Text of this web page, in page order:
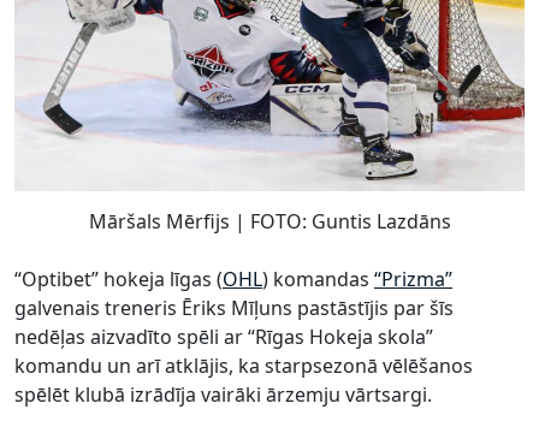
Māršals Mērfijs | FOTO: Guntis Lazdāns
“Optibet” hokeja līgas (OHL) komandas “Prizma”
galvenais treneris Ēriks Mīļuns pastāstījis par šīs
nedēļas aizvadīto spēli ar “Rīgas Hokeja skola”
komandu un arī atklājis, ka starpsezonā vēlēšanos
spēlēt klubā izrādīja vairāki ārzemju vārtsargi.